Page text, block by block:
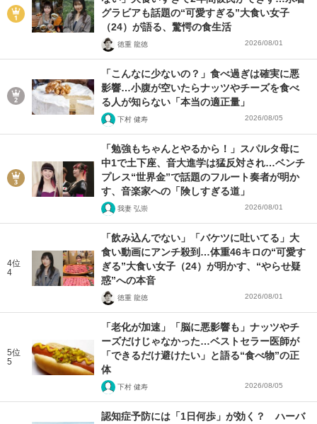
グラビアも話題の“可愛すぎる”大食い女子
（24）が語る、驚愕の食生活
徳重 龍徳 2026/08/01
「こんなに少ないの？」食べ過ぎは確実に悪
影響…小腹が空いたらナッツやチーズを食べ
る人が知らない「本当の適正量」
下村 健寿 2026/08/05
「勉強もちゃんとやるから！」スパルタ母に
中1で土下座、音大進学は猛反対され…ベンチ
プレス“世界金”で話題のフルート奏者が明か
す、音楽家への「険しすぎる道」
我妻 弘崇 2026/08/01
4位
4
「飲み込んでない」「バケツに吐いてる」大
食い動画にアンチ殺到…体重46キロの“可愛す
ぎる”大食い女子（24）が明かす、“やらせ疑
惑”への本音
徳重 龍徳 2026/08/01
5位
5
「老化が加速」「脳に悪影響も」ナッツやチ
ーズだけじゃなかった…ベストセラー医師が
「できるだけ避けたい」と語る“食べ物”の正
体
下村 健寿 2026/08/05
認知症予防には「1日何歩」が効く？ ハーバ